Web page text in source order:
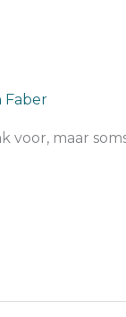
Faber
voor, maar